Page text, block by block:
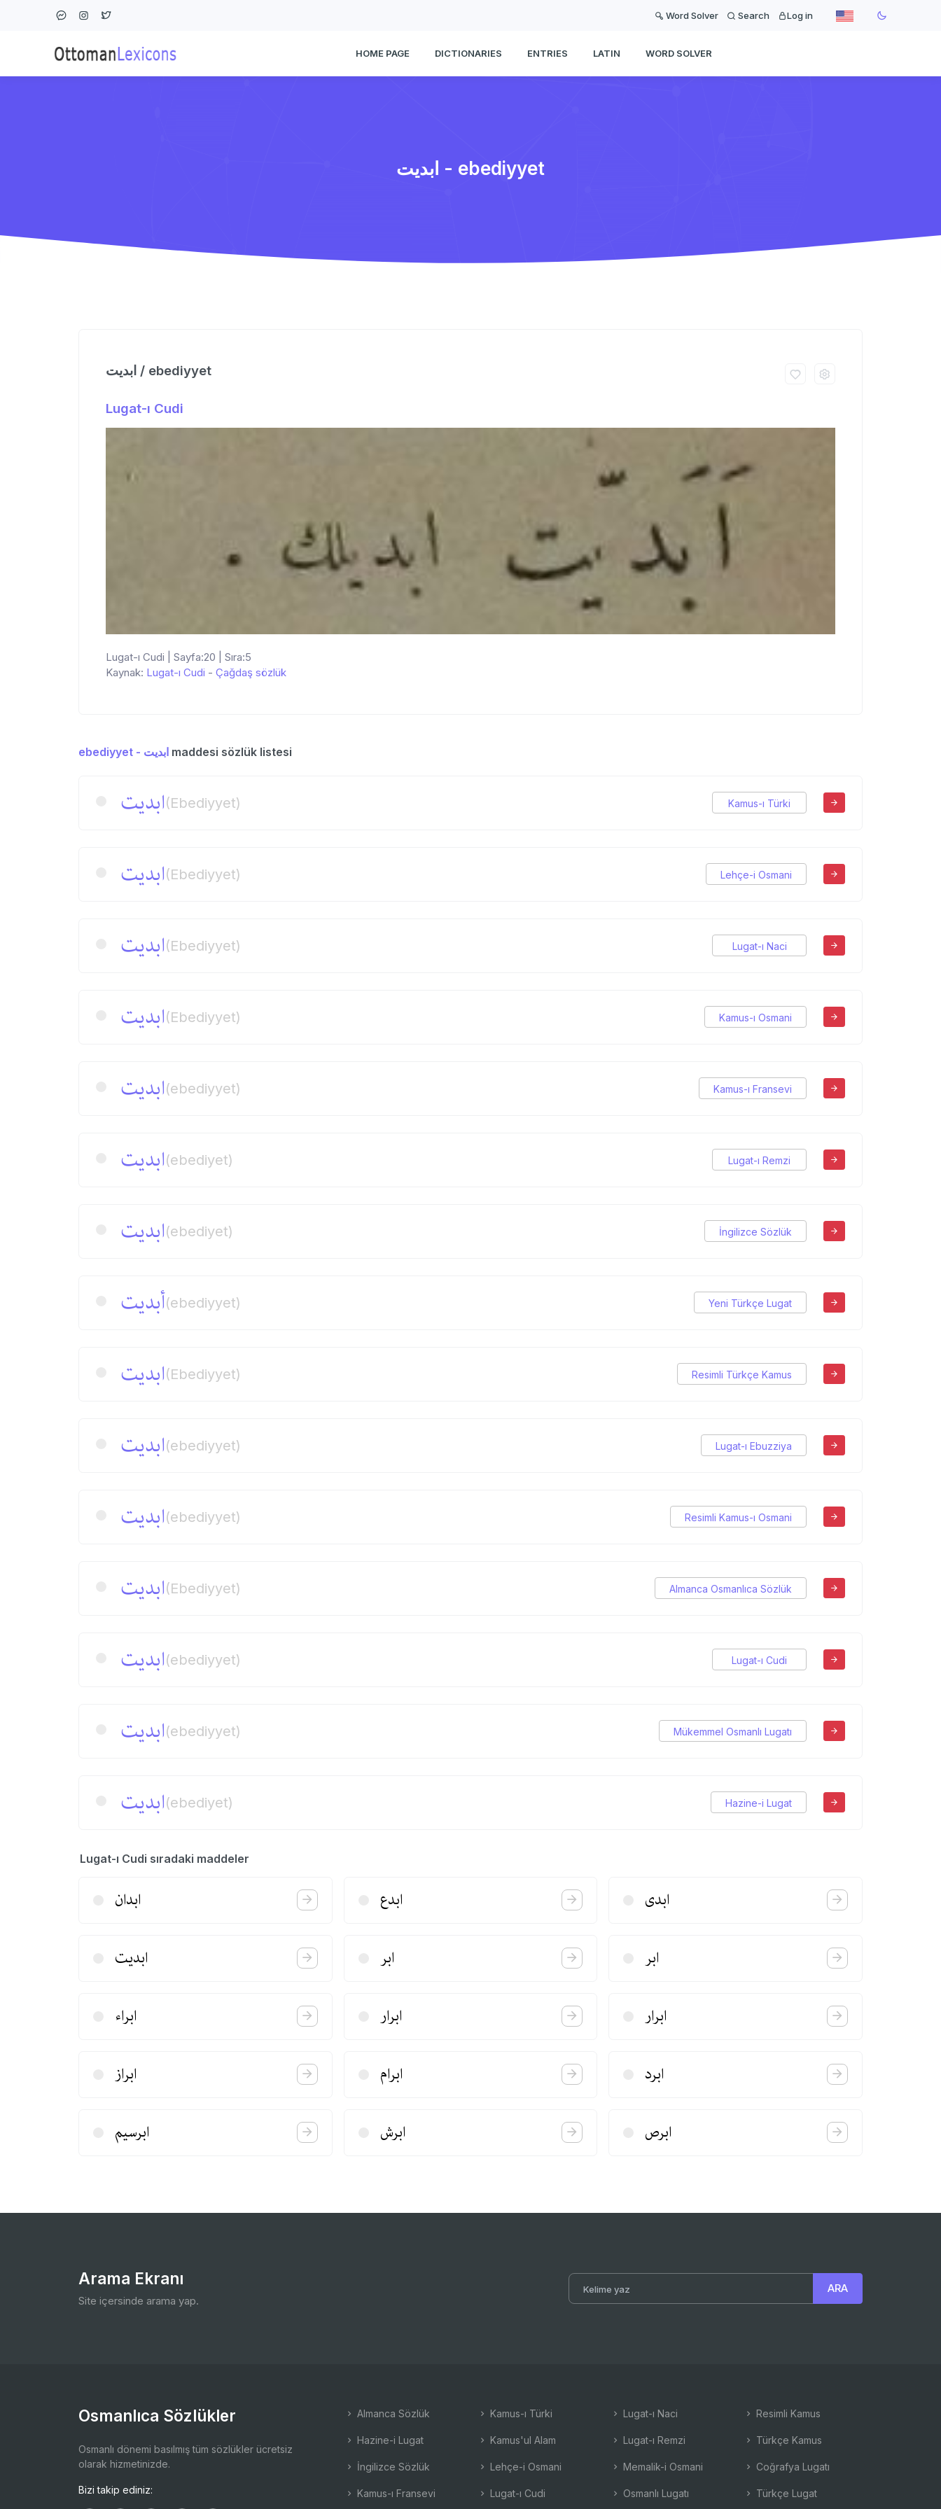
Word Solver Search Log in
HOME PAGE DICTIONARIES ENTRIES LATIN WORD SOLVER
ابدیت - ebediyyet
ابدیت / ebediyyet
Lugat-ı Cudi
Lugat-ı Cudi | Sayfa:20 | Sıra:5
Kaynak: Lugat-ı Cudi - Çağdaş sözlük
ebediyyet - ابدیت maddesi sözlük listesi
ابدیت(Ebediyyet) Kamus-ı Türki
ابدیت(Ebediyyet) Lehçe-i Osmani
ابدیت(Ebediyyet) Lugat-ı Naci
ابدیت(Ebediyyet) Kamus-ı Osmani
ابدیت(ebediyyet) Kamus-ı Fransevi
ابدیت(ebediyet) Lugat-ı Remzi
ابدیت(ebediyet) İngilizce Sözlük
أبدیت(ebediyyet) Yeni Türkçe Lugat
ابدیت(Ebediyyet) Resimli Türkçe Kamus
ابدیت(ebediyyet) Lugat-ı Ebuzziya
ابدیت(ebediyyet) Resimli Kamus-ı Osmani
ابدیت(Ebediyyet) Almanca Osmanlıca Sözlük
ابدیت(ebediyyet) Lugat-ı Cudi
ابدیت(ebediyyet) Mükemmel Osmanlı Lugatı
ابدیت(ebediyet) Hazine-i Lugat
Lugat-ı Cudi sıradaki maddeler
ابدان ابدع ابدی
ابدیت ابر ابر
ابراء ابرار ابرار
ابراز ابرام ابرد
ابرسیم ابرش ابرص
Arama Ekranı
Site içersinde arama yap.
Osmanlıca Sözlükler
Osmanlı dönemi basılmış tüm sözlükler ücretsiz
olarak hizmetinizde.
Bizi takip ediniz:
Almanca Sözlük
Hazine-i Lugat
İngilizce Sözlük
Kamus-ı Fransevi
Kamus-ı Türki
Kamus'ul Alam
Lehçe-i Osmani
Lugat-ı Cudi
Lugat-ı Naci
Lugat-ı Remzi
Memalik-i Osmani
Osmanlı Lugatı
Resimli Kamus
Türkçe Kamus
Coğrafya Lugatı
Türkçe Lugat